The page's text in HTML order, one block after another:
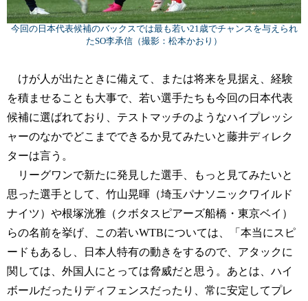
今回の日本代表候補のバックスでは最も若い21歳でチャンスを与えられ
たSO李承信（撮影：松本かおり）
けが人が出たときに備えて、または将来を見据え、経験
を積ませることも大事で、若い選手たちも今回の日本代表
候補に選ばれており、テストマッチのようなハイプレッシ
ャーのなかでどこまでできるか見てみたいと藤井ディレク
ターは言う。
リーグワンで新たに発見した選手、もっと見てみたいと
思った選手として、竹山晃暉（埼玉パナソニックワイルド
ナイツ）や根塚洸雅（クボタスピアーズ船橋・東京ベイ）
らの名前を挙げ、この若いWTBについては、「本当にスピ
ードもあるし、日本人特有の動きをするので、アタックに
関しては、外国人にとっては脅威だと思う。あとは、ハイ
ボールだったりディフェンスだったり、常に安定してプレ